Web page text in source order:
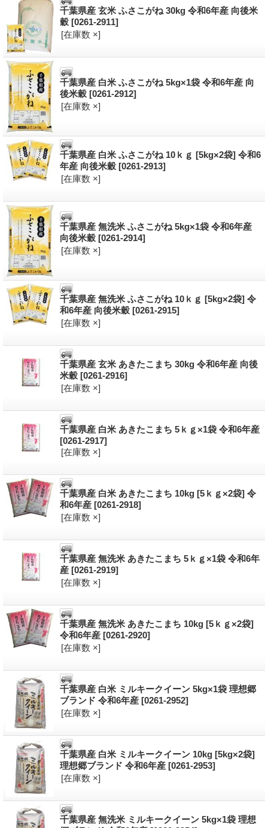
千葉県産 玄米 ふさこがね 30kg 令和6年産 向後米
穀 [0261-2911]
[在庫数 ×]
千葉県産 白米 ふさこがね 5kg×1袋 令和6年産 向
後米穀 [0261-2912]
[在庫数 ×]
千葉県産 白米 ふさこがね 10ｋｇ [5kg×2袋] 令和6
年産 向後米穀 [0261-2913]
[在庫数 ×]
千葉県産 無洗米 ふさこがね 5kg×1袋 令和6年産
向後米穀 [0261-2914]
[在庫数 ×]
千葉県産 無洗米 ふさこがね 10ｋｇ [5kg×2袋] 令
和6年産 向後米穀 [0261-2915]
[在庫数 ×]
千葉県産 玄米 あきたこまち 30kg 令和6年産 向後
米穀 [0261-2916]
[在庫数 ×]
千葉県産 白米 あきたこまち 5ｋｇ×1袋 令和6年産
[0261-2917]
[在庫数 ×]
千葉県産 白米 あきたこまち 10kg [5ｋｇ×2袋] 令
和6年産 [0261-2918]
[在庫数 ×]
千葉県産 無洗米 あきたこまち 5ｋｇ×1袋 令和6年
産 [0261-2919]
[在庫数 ×]
千葉県産 無洗米 あきたこまち 10kg [5ｋｇ×2袋]
令和6年産 [0261-2920]
[在庫数 ×]
千葉県産 白米 ミルキークイーン 5kg×1袋 理想郷
ブランド 令和6年産 [0261-2952]
[在庫数 ×]
千葉県産 白米 ミルキークイーン 10kg [5kg×2袋]
理想郷ブランド 令和6年産 [0261-2953]
[在庫数 ×]
千葉県産 無洗米 ミルキークイーン 5kg×1袋 理想